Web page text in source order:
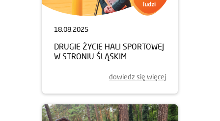
18.08.2025
DRUGIE ŻYCIE HALI SPORTOWEJ
W STRONIU ŚLĄSKIM
dowiedz się więcej